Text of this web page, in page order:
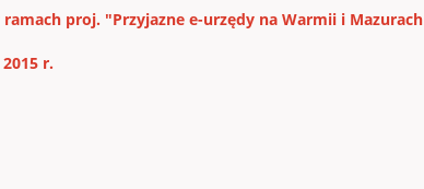
proj. "Przyjazne e-urzędy na Warmii i Mazurach
r.